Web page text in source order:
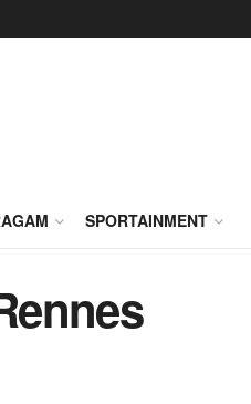
SPORTAINMENT